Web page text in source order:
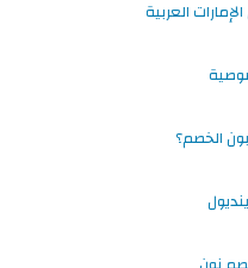
العربية
الخصم؟